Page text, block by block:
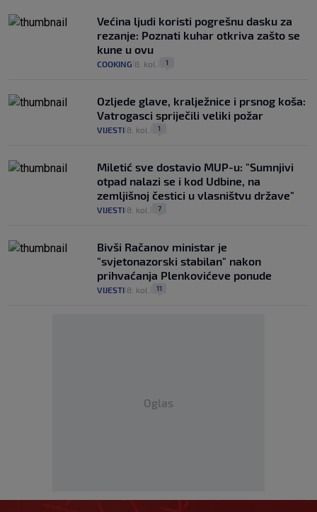
Većina ljudi koristi pogrešnu dasku za
rezanje: Poznati kuhar otkriva zašto se
kune u ovu
COOKING 8. kol. 1
Ozljede glave, kralježnice i prsnog koša:
Vatrogasci spriječili veliki požar
VIJESTI 8. kol. 1
Miletić sve dostavio MUP-u: "Sumnjivi
otpad nalazi se i kod Udbine, na
zemljišnoj čestici u vlasništvu države"
VIJESTI 8. kol. 7
Bivši Račanov ministar je
"svjetonazorski stabilan" nakon
prihvaćanja Plenkovićeve ponude
VIJESTI 8. kol. 11
Oglas